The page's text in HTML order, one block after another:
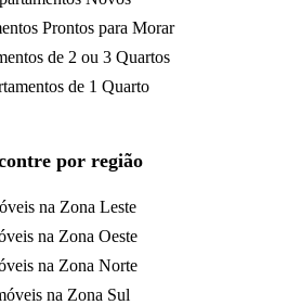
Prontos para Morar
de 2 ou 3 Quartos
de 1 Quarto
por região
na Zona Leste
na Zona Oeste
na Zona Norte
na Zona Sul